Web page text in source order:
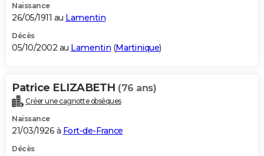
Naissance
26/05/1911 au Lamentin
Décès
05/10/2002 au Lamentin (Martinique)
Patrice ELIZABETH (76 ans)
Créer une cagnotte obsèques
Naissance
21/03/1926 à Fort-de-France
Décès